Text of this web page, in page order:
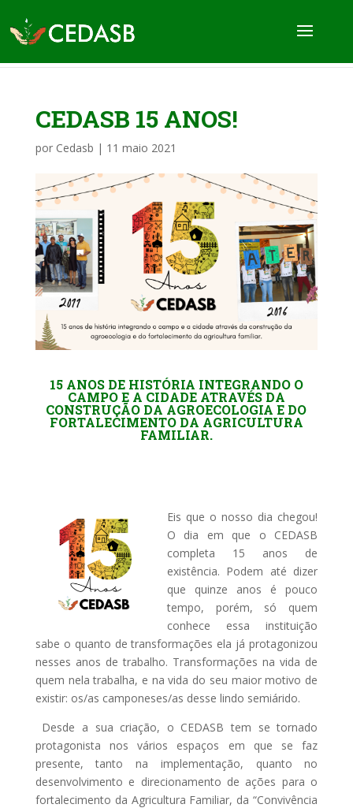
CEDASB 15 ANOS!
por Cedasb | 11 maio 2021
15 ANOS DE HISTÓRIA INTEGRANDO O
CAMPO E A CIDADE ATRAVÉS DA
CONSTRUÇÃO DA AGROECOLOGIA E DO
FORTALECIMENTO DA AGRICULTURA
FAMILIAR.
Eis que o nosso dia chegou!
O dia em que o CEDASB
completa 15 anos de
existência. Podem até dizer
que quinze anos é pouco
tempo, porém, só quem
conhece essa instituição
sabe o quanto de transformações ela já protagonizou
nesses anos de trabalho. Transformações na vida de
quem nela trabalha, e na vida do seu maior motivo de
existir: os/as camponeses/as desse lindo semiárido.
Desde a sua criação, o CEDASB tem se tornado
protagonista nos vários espaços em que se faz
presente, tanto na implementação, quanto no
desenvolvimento e direcionamento de ações para o
fortalecimento da Agricultura Familiar, da “Convivência